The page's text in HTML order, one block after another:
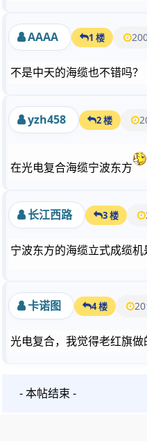
AAAA 1 楼
不是中天的海缆也不错吗？
yzh458 2 楼
在光电复合海缆宁波东方
长江西路 3 楼
宁波东方的海缆立式成缆
卡诺图 4 楼
光电复合，我觉得老红旗做
- 本帖结束 -